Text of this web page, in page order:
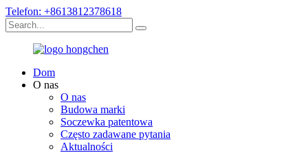
Telefon: +8613812378618
Dom
O nas
O nas
Budowa marki
Soczewka patentowa
Często zadawane pytania
Aktualności